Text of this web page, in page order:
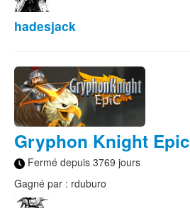
hadesjack
Gryphon Knight Epic
Fermé depuis 3769 jours
Gagné par : rduburo